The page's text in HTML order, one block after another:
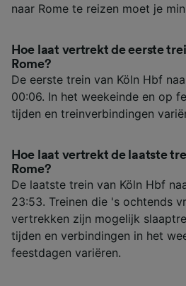
naar Rome te reizen moet je
Hoe laat vertrekt de eerste
Rome?
De eerste trein van Köln Hbf
00:06. In het weekeinde en op
tijden en treinverbindingen
Hoe laat vertrekt de laatste
Rome?
De laatste trein van Köln Hbf
23:53. Treinen die 's ochtends
vertrekken zijn mogelijk
tijden en verbindingen in het
feestdagen variëren.